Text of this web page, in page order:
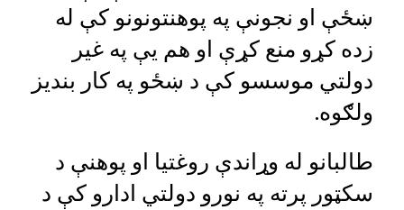
ښځې او نجونې په پوهنتونونو کې له
زده کړو منع کړې او هم یې په غیر
دولتي موسسو کې د ښځو په کار بندیز
ولګوه.
طالبانو له وړاندې روغتیا او پوهنې د
سکټور پرته په نورو دولتي ادارو کې د